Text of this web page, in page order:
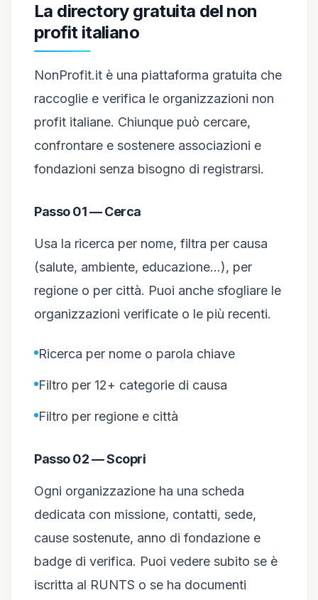
La directory gratuita del non
profit italiano
NonProfit.it è una piattaforma gratuita che
raccoglie e verifica le organizzazioni non
profit italiane. Chiunque può cercare,
confrontare e sostenere associazioni e
fondazioni senza bisogno di registrarsi.
Passo 01 — Cerca
Usa la ricerca per nome, filtra per causa
(salute, ambiente, educazione…), per
regione o per città. Puoi anche sfogliare le
organizzazioni verificate o le più recenti.
Ricerca per nome o parola chiave
Filtro per 12+ categorie di causa
Filtro per regione e città
Passo 02 — Scopri
Ogni organizzazione ha una scheda
dedicata con missione, contatti, sede,
cause sostenute, anno di fondazione e
badge di verifica. Puoi vedere subito se è
iscritta al RUNTS o se ha documenti